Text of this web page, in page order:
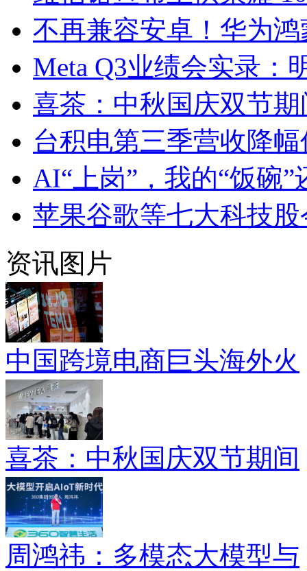
不再兼容安卓！华为
Meta Q3业绩会实录：
喜茶：中秋国庆双节
台积电第三季营收降
AI“上岗”，我的“饭碗”
苹果谷歌等七大科技
资讯图片
中国跨境电商巨头海外火
喜茶：中秋国庆双节期间
周鸿祎：多模态大模型与